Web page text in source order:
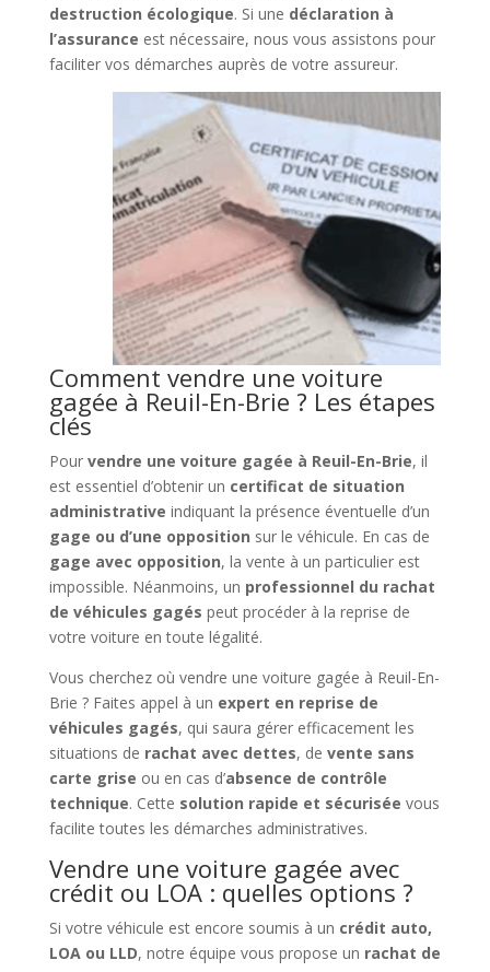
destruction écologique. Si une déclaration à
l’assurance est nécessaire, nous vous assistons pour
faciliter vos démarches auprès de votre assureur.
Comment vendre une voiture
gagée à Reuil-En-Brie ? Les étapes
clés
Pour vendre une voiture gagée à Reuil-En-Brie, il
est essentiel d’obtenir un certificat de situation
administrative indiquant la présence éventuelle d’un
gage ou d’une opposition sur le véhicule. En cas de
gage avec opposition, la vente à un particulier est
impossible. Néanmoins, un professionnel du rachat
de véhicules gagés peut procéder à la reprise de
votre voiture en toute légalité.
Vous cherchez où vendre une voiture gagée à Reuil-En-
Brie ? Faites appel à un expert en reprise de
véhicules gagés, qui saura gérer efficacement les
situations de rachat avec dettes, de vente sans
carte grise ou en cas d’absence de contrôle
technique. Cette solution rapide et sécurisée vous
facilite toutes les démarches administratives.
Vendre une voiture gagée avec
crédit ou LOA : quelles options ?
Si votre véhicule est encore soumis à un crédit auto,
LOA ou LLD, notre équipe vous propose un rachat de